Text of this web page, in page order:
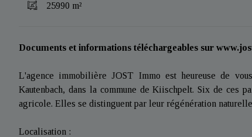
25990 m²
Documents et informations téléchargeables sur
L'agence immobilière JOST Immo est heureuse de
Kautenbach, dans la commune de Kiischpelt. Six de ces
agricole. Elles se distinguent par leur régénération
Localisation :